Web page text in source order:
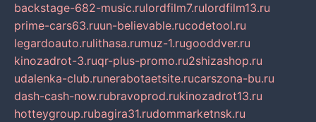
backstage-682-music.rulordfilm7.rulordfilm13.ru
prime-cars63.ruun-believable.rucodetool.ru
legardoauto.rulithasa.rumuz-1.rugooddver.ru
kinozadrot-3.ruqr-plus-promo.ru2shizashop.ru
udalenka-club.runerabotaetsite.rucarszona-bu.ru
dash-cash-now.rubravoprod.rukinozadrot13.ru
hotteygroup.rubagira31.rudommarketnsk.ru